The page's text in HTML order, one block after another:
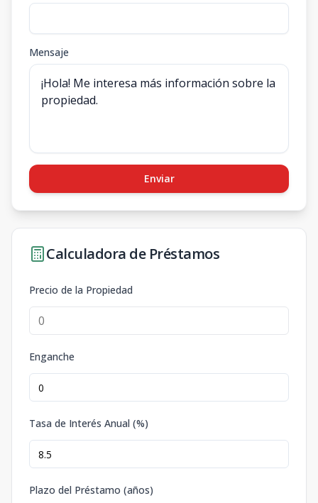
Mensaje
Enviar
Calculadora de Préstamos
Precio de la Propiedad
Enganche
Tasa de Interés Anual (%)
Plazo del Préstamo (años)